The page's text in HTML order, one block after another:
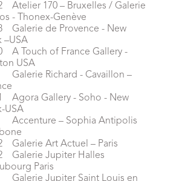
Atelier 170 – Bruxelles / Galerie
- Thonex-Genève
Galerie de Provence - New
–USA
A Touch of France Gallery -
USA
Richard - Cavaillon –
Agora Gallery - Soho - New
USA
– Sophia Antipolis
Galerie Art Actuel – Paris
Galerie Jupiter Halles
Paris
Jupiter Saint Louis en